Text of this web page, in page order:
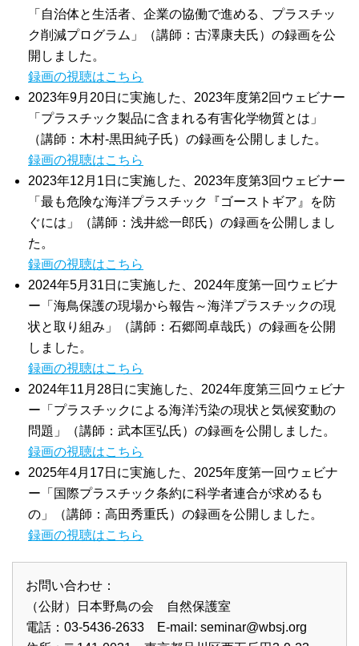
「自治体と生活者、企業の協働で進める、プラスチッ
ク削減プログラム」（講師：古澤康夫氏）の録画を公
開しました。
録画の視聴はこちら
2023年9月20日に実施した、2023年度第2回ウェビナー
「プラスチック製品に含まれる有害化学物質とは」
（講師：木村‐黒田純子氏）の録画を公開しました。
録画の視聴はこちら
2023年12月1日に実施した、2023年度第3回ウェビナー
「最も危険な海洋プラスチック『ゴーストギア』を防
ぐには」（講師：浅井総一郎氏）の録画を公開しまし
た。
録画の視聴はこちら
2024年5月31日に実施した、2024年度第一回ウェビナ
ー「海鳥保護の現場から報告～海洋プラスチックの現
状と取り組み」（講師：石郷岡卓哉氏）の録画を公開
しました。
録画の視聴はこちら
2024年11月28日に実施した、2024年度第三回ウェビナ
ー「プラスチックによる海洋汚染の現状と気候変動の
問題」（講師：武本匡弘氏）の録画を公開しました。
録画の視聴はこちら
2025年4月17日に実施した、2025年度第一回ウェビナ
ー「国際プラスチック条約に科学者連合が求めるも
の」（講師：高田秀重氏）の録画を公開しました。
録画の視聴はこちら
お問い合わせ：
（公財）日本野鳥の会 自然保護室
電話：03-5436-2633 E-mail: seminar@wbsj.org